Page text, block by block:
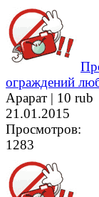
ограждений
Арарат | 10 rub
21.01.2015
Просмотров:
1283